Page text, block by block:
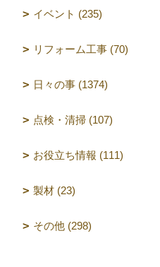
イベント (235)
リフォーム工事 (70)
日々の事 (1374)
点検・清掃 (107)
お役立ち情報 (111)
製材 (23)
その他 (298)